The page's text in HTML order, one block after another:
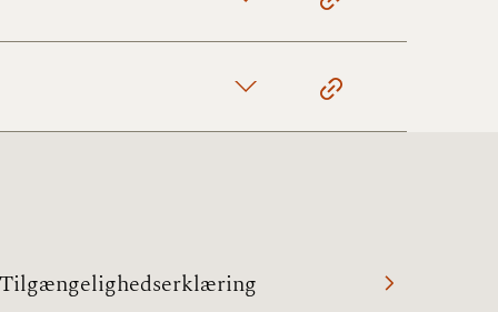
Tilgængelighedserklæring